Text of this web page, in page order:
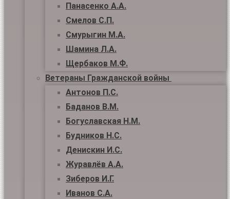
Панасенко А.А.
Смелов С.П.
Смурыгин М.А.
Шамина Л.А.
Щербаков М.Ф.
Ветераны Гражданской войны
Антонов П.С.
Баданов В.М.
Богуславская Н.М.
Будников Н.С.
Денискин И.С.
Журавлёв А.А.
Зиберов И.Г.
Иванов С.А.